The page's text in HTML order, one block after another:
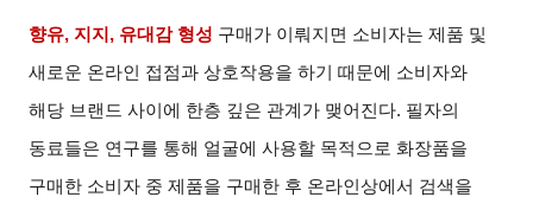
향유, 지지, 유대감 형성 구매가 이뤄지면 소비자는 제품 및
새로운 온라인 접점과 상호작용을 하기 때문에 소비자와
해당 브랜드 사이에 한층 깊은 관계가 맺어진다. 필자의
동료들은 연구를 통해 얼굴에 사용할 목적으로 화장품을
구매한 소비자 중 제품을 구매한 후 온라인상에서 검색을